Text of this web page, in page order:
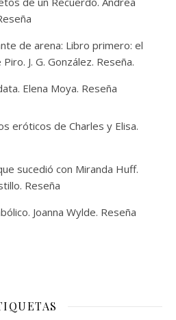
de arena: Libro primero: el
J. G. González. Reseña.
Elena Moya. Reseña
eróticos de Charles y Elisa.
sucedió con Miranda Huff.
Reseña
Joanna Wylde. Reseña